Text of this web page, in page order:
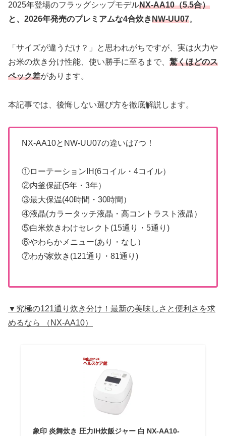
2025年登場のフラッグシップモデルNX-AA10（5.5合）
と、2026年発売のプレミアムな4合炊きNW-UU07。
「サイズが違うだけ？」と思われがちですが、実は火力や
お米の炊き分け性能、使い勝手に至るまで、 驚くほどのス
ペック差があります。
本記事では、後悔しない選び方を徹底解説します。
NX-AA10とNW-UU07の違いは7つ！
①ローテーションIH(6コイル・4コイル）
②内釜保証(5年・3年）
③最大保温(40時間・30時間）
④液晶(カラータッチ液晶・高コントラスト液晶）
⑤白米炊きわけセレクト(15通り・5通り)
⑥やわらかメニュー(あり・なし）
⑦わが家炊き(121通り・81通り)
▼究極の121通り炊き分け！最新の美味しさと便利さを求
めるなら （NX-AA10）
象印 炎舞炊き 圧力IH炊飯ジャー 白 NX-AA10-